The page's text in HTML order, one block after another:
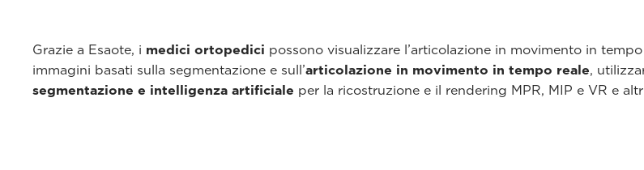
Grazie a Esaote, i medici ortopedici possono visualizzare l’articolazione in movimento in
immagini basati sulla segmentazione e sull’articolazione in movimento in tempo reale,
segmentazione e intelligenza artificiale per la ricostruzione e il rendering MPR, MIP e VR e